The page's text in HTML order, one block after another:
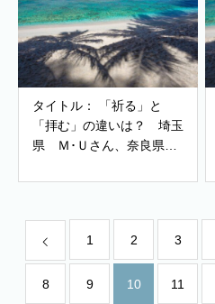
タイトル： 「祈る」と
「拝む」の違いは？ 埼玉
県 Ｍ･Ｕさん、奈良県
1 2 3
8 9 10 11